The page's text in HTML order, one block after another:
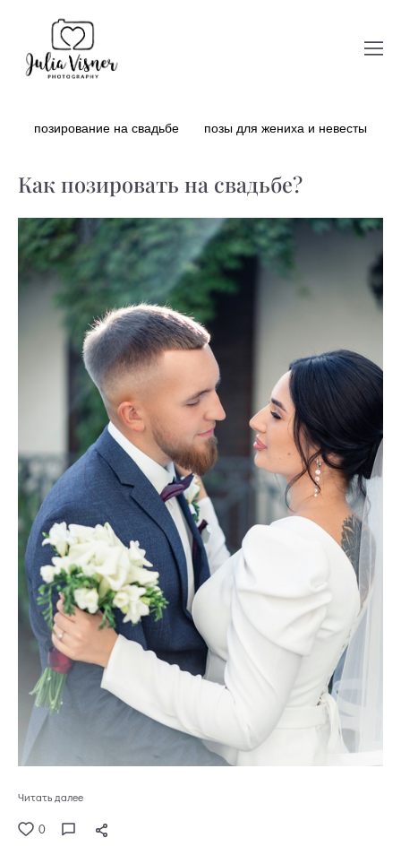
позирование на свадьбе позы для жениха и невесты
Как позировать на свадьбе?
Читать далее
0